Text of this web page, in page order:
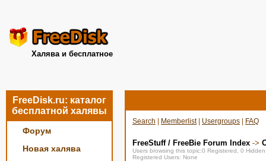
Халява и бесплатное
FreeDisk.ru: каталог
бесплатной халявы
Форум
Новая халява
Search Memberlist| Usergroups FAQ
FreeStuff / FreeBie Forum Index ->
Users browsing this topic:0 Registered, 0
Registered Users: None